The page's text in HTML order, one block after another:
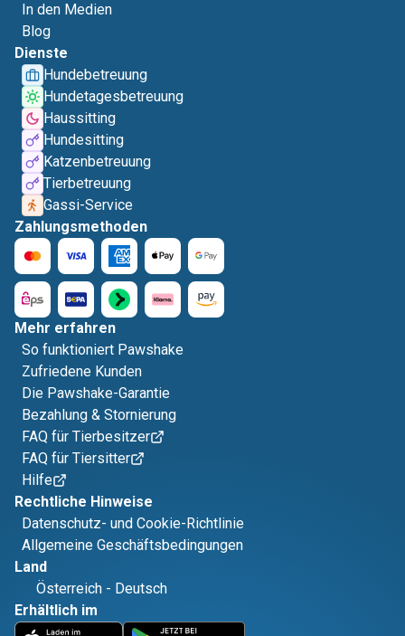
In den Medien
Blog
Dienste
Hundebetreuung
Hundetagesbetreuung
Haussitting
Hundesitting
Katzenbetreuung
Tierbetreuung
Gassi-Service
Zahlungsmethoden
Mehr erfahren
So funktioniert Pawshake
Zufriedene Kunden
Die Pawshake-Garantie
Bezahlung & Stornierung
FAQ für Tierbesitzer
FAQ für Tiersitter
Hilfe
Rechtliche Hinweise
Datenschutz- und Cookie-Richtlinie
Allgemeine Geschäftsbedingungen
Land
Österreich - Deutsch
Erhältlich im